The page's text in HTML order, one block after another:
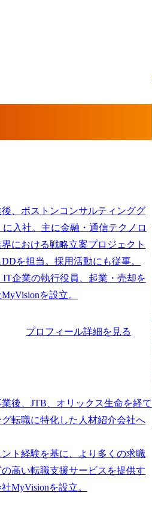
、ボストンコンサルティンググ
に入社。主に金融・通信テクノロ
における戦略立案プロジェクト
を担当。採用活動にも従事。
IT企業の執行役員、起業・売却を
プロフィール詳細を見る
後、JTB、オリックス生命を経て
転職に特化した人材紹介会社へ
ト経験を基に、より多くの求職
高い転職支援サービスを提供す